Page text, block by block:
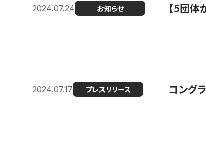
2024.07.24 お知らせ 【5団
2024.07.17 プレスリリース コング